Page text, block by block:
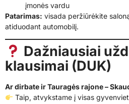
įmonės vardu
Patarimas: visada peržiūrėkite
atiduodant automobilį.
Dažniausiai
klausimai (DUK)
Ar dirbate ir Tauragės rajone –
Taip, atvykstame į visas